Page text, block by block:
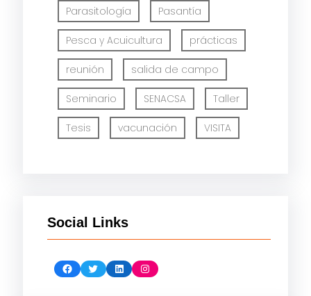
Parasitología Pasantía
Pesca y Acuicultura prácticas
reunión salida de campo
Seminario SENACSA Taller
Tesis vacunación VISITA
Social Links
Facebook Twitter LinkedIn Instagram